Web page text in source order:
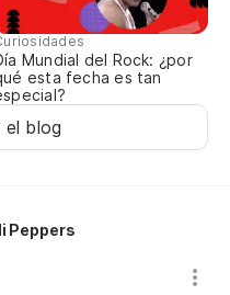
Mundial del Rock: ¿por
esta fecha es tan
el blog
Peppers